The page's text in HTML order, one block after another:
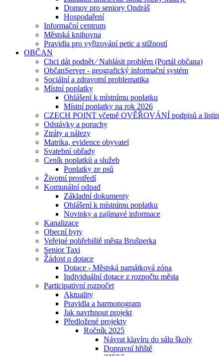
Domov pro seniory Ondráš
Hospodaření
Informační centrum
Městská knihovna
Pravidla pro vyřizování petic a stížností
OBČAN
Chci dát podnět ⁄ Nahlásit problém (Portál občana)
ObčanServer - geografický informační systém
Sociální a zdravotní problematika
Místní poplatky
Ohlášení k místnímu poplatku
Místní poplatky na rok 2026
CZECH POINT včetně OVĚŘOVÁNÍ podpisů a listin
Odstávky a poruchy
Ztráty a nálezy
Matrika, evidence obyvatel
Svatební obřady
Ceník poplatků a služeb
Poplatky ze psů
Životní prostředí
Komunální odpad
Základní dokumenty
Ohlášení k místnímu poplatku
Novinky a zajímavé informace
Kanalizace
Obecní byty
Veřejné pohřebiště města Brušperka
Senior Taxi
Žádost o dotace
Dotace - Městská památková zóna
Individuální dotace z rozpočtu města
Participativní rozpočet
Aktuality
Pravidla a harmonogram
Jak navrhnout projekt
Předložené projekty
Ročník 2025
Návrat klavíru do sálu školy
Dopravní hřiště